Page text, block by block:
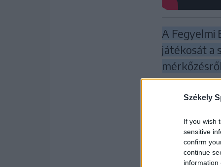
Székely
If you wish
sensitive
confirm
continue
information
A Fegyelmi
játékosát a
A soron